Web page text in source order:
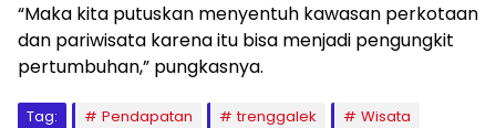
“Maka kita putuskan menyentuh kawasan perkotaan
dan pariwisata karena itu bisa menjadi pengungkit
pertumbuhan,” pungkasnya.
Tag: Pendapatan trenggalek Wisata